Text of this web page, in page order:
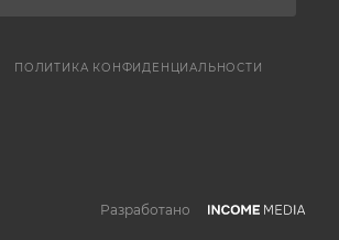
ПОЛИТИКА КОНФИДЕНЦИАЛЬНОСТИ
Разработано